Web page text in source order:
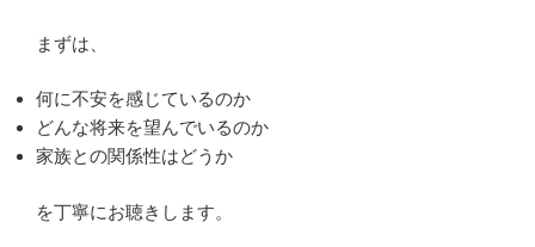
まずは、
何に不安を感じているのか
どんな将来を望んでいるのか
家族との関係性はどうか
を丁寧にお聴きします。